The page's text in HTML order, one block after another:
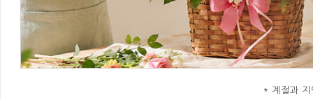
* 계절과 지